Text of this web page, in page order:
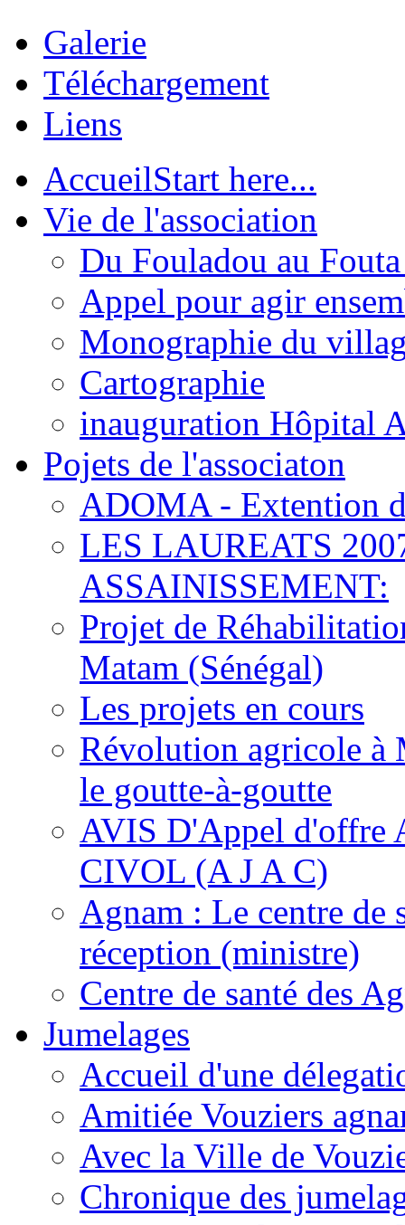
Galerie
Téléchargement
Liens
AccueilStart here...
Vie de l'association
Du Fouladou au
Appel pour agir
Monographie du
Cartographie
inauguration Hôpital
Pojets de l'associaton
ADOMA - Extention
LES LAUREATS
ASSAINISSEMENT:
Projet de
Matam (Sénégal)
Les projets en cours
Révolution agricole à
le goutte-à-goutte
AVIS D'Appel d'offre
CIVOL (A J A C)
Agnam : Le centre de
réception (ministre)
Centre de santé des
Jumelages
Accueil d'une
Amitiée Vouziers
Avec la Ville de
Chronique des